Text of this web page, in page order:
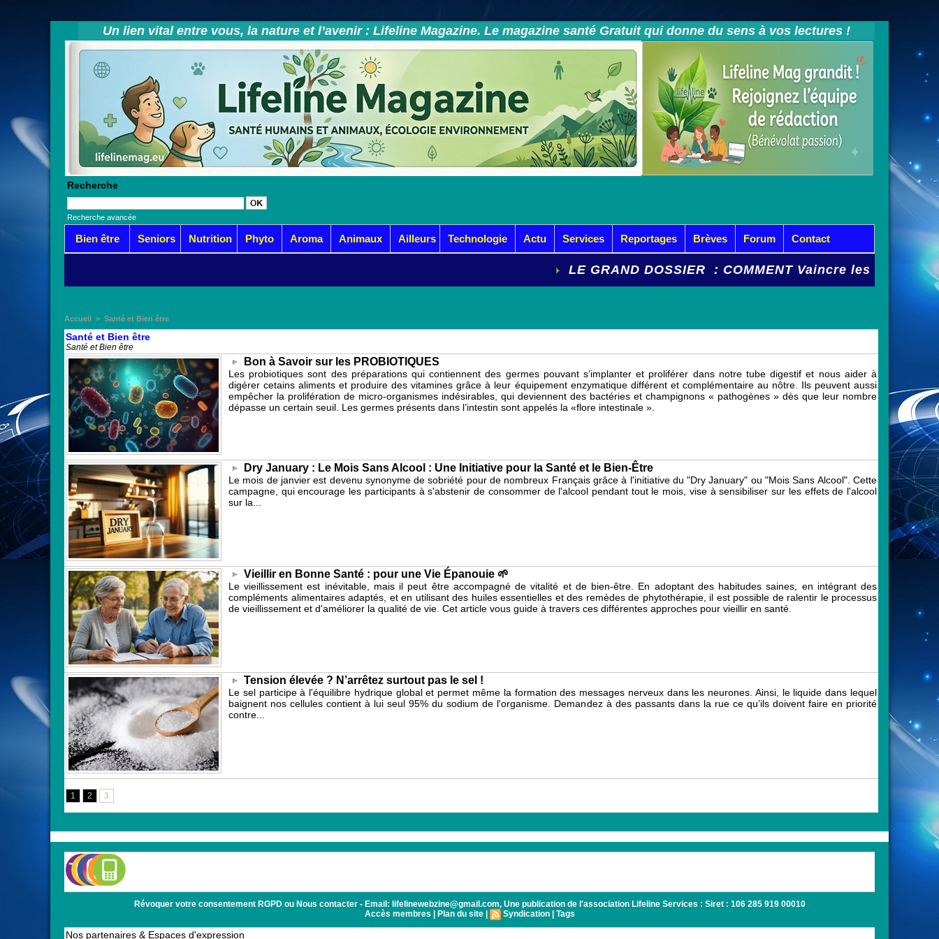
Un lien vital entre vous, la nature et l’avenir : Lifeline Magazine. Le magazine santé Gratuit qui donne du sens à vos lectures !
Recherche
Recherche avancée
Bien être Seniors Nutrition Phyto Aroma Animaux Ailleurs Technologie Actu Services Reportages Brèves Forum Contact
LE GRAND DOSSIER : COMMENT Vaincre les Mycoses et
Accueil > Santé et Bien être
Santé et Bien être
Santé et Bien être
Bon à Savoir sur les PROBIOTIQUES
Les probiotiques sont des préparations qui contiennent des germes pouvant s’implanter et proliférer dans notre tube digestif et nous aider à
digérer cetains aliments et produire des vitamines grâce à leur équipement enzymatique différent et complémentaire au nôtre. Ils peuvent aussi
empêcher la prolifération de micro-organismes indésirables, qui deviennent des bactéries et champignons « pathogènes » dès que leur nombre
dépasse un certain seuil. Les germes présents dans l’intestin sont appelés la «flore intestinale ».
Dry January : Le Mois Sans Alcool : Une Initiative pour la Santé et le Bien-Être
Le mois de janvier est devenu synonyme de sobriété pour de nombreux Français grâce à l'initiative du "Dry January" ou "Mois Sans Alcool". Cette
campagne, qui encourage les participants à s'abstenir de consommer de l'alcool pendant tout le mois, vise à sensibiliser sur les effets de l'alcool
sur la...
Vieillir en Bonne Santé : pour une Vie Épanouie 🌱
Le vieillissement est inévitable, mais il peut être accompagné de vitalité et de bien-être. En adoptant des habitudes saines, en intégrant des
compléments alimentaires adaptés, et en utilisant des huiles essentielles et des remèdes de phytothérapie, il est possible de ralentir le processus
de vieillissement et d'améliorer la qualité de vie. Cet article vous guide à travers ces différentes approches pour vieillir en santé.
Tension élevée ? N’arrêtez surtout pas le sel !
Le sel participe à l'équilibre hydrique global et permet même la formation des messages nerveux dans les neurones. Ainsi, le liquide dans lequel
baignent nos cellules contient à lui seul 95% du sodium de l'organisme. Demandez à des passants dans la rue ce qu’ils doivent faire en priorité
contre...
1 2 3
Révoquer votre consentement RGPD ou Nous contacter - Email: lifelinewebzine@gmail.com, Une publication de l'association Lifeline Services : Siret : 106 285 919 00010
Accès membres
Plan du site Syndication Tags
Nos partenaires & Espaces d'expression